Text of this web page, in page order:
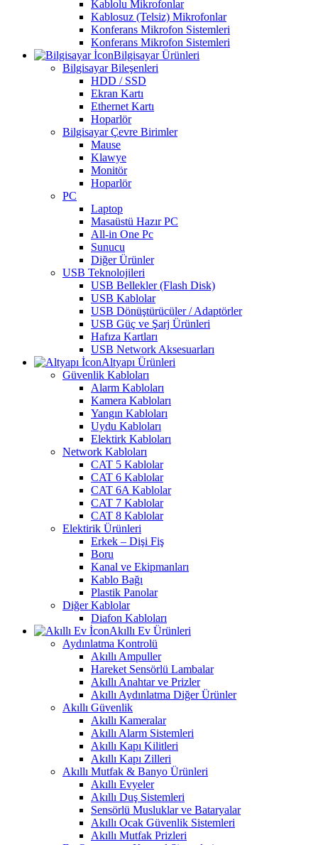
Kablolu Mikrofonlar
Kablosuz (Telsiz) Mikrofonlar
Konferans Mikrofon Sistemleri
Konferans Mikrofon Sistemleri
Bilgisayar Ürünleri
Bilgisayar Bileşenleri
HDD / SSD
Ekran Kartı
Ethernet Kartı
Hoparlör
Bilgisayar Çevre Birimler
Mause
Klawye
Monitör
Hoparlör
PC
Laptop
Masaüstü Hazır PC
All-in One Pc
Sunucu
Diğer Ürünler
USB Teknolojileri
USB Bellekler (Flash Disk)
USB Kablolar
USB Dönüştürücüler / Adaptörler
USB Güç ve Şarj Ürünleri
Hafıza Kartları
USB Network Aksesuarları
Altyapı Ürünleri
Güvenlik Kabloları
Alarm Kabloları
Kamera Kabloları
Yangın Kabloları
Uydu Kabloları
Elektirk Kabloları
Network Kabloları
CAT 5 Kablolar
CAT 6 Kablolar
CAT 6A Kablolar
CAT 7 Kablolar
CAT 8 Kablolar
Elektirik Ürünleri
Erkek – Dişi Fiş
Boru
Kanal ve Ekipmanları
Kablo Bağı
Plastik Panolar
Diğer Kablolar
Diafon Kabloları
Akıllı Ev Ürünleri
Aydınlatma Kontrolü
Akıllı Ampuller
Hareket Sensörlü Lambalar
Akıllı Anahtar ve Prizler
Akıllı Aydınlatma Diğer Ürünler
Akıllı Güvenlik
Akıllı Kameralar
Akıllı Alarm Sistemleri
Akıllı Kapı Kilitleri
Akıllı Kapı Zilleri
Akıllı Mutfak & Banyo Ürünleri
Akıllı Evyeler
Akıllı Duş Sistemleri
Sensörlü Musluklar ve Bataryalar
Akıllı Ocak Güvenlik Sistemleri
Akıllı Mutfak Prizleri